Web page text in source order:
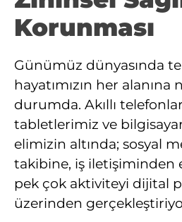
Korunması
Günümüz dünyasında
hayatımızın her
durumda. Akıllı
tabletlerimiz ve
elimizin altında; sosyal
takibine, iş iletişiminden
pek çok aktiviteyi dijital
üzerinden